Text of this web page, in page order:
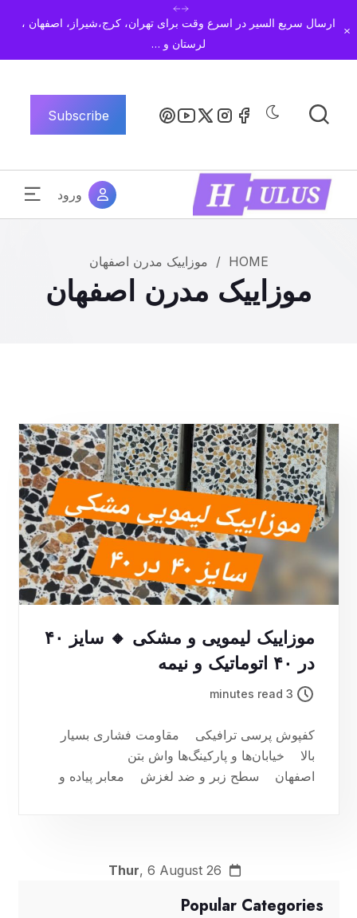
ارسال سریع السیر در اسرع وقت برای تهران، کرج،شیراز، اصفهان ،
لرستان و …
Dismiss
Subscribe
ورود
HOME
/ موزاییک مدرن اصفهان
موزاییک مدرن اصفهان
موزاییک لیمویی و مشکی 🔸 سایز ۴۰
در ۴۰ اتوماتیک و نیمه
3 minutes read
کفپوش پرسی ترافیکی مقاومت فشاری بسیار
بالا خیابان‌ها و پارکینگ‌ها واش بتن
اصفهان سطح زبر و ضد لغزش معابر پیاده و
Thur, 6 August 26
Popular Categories